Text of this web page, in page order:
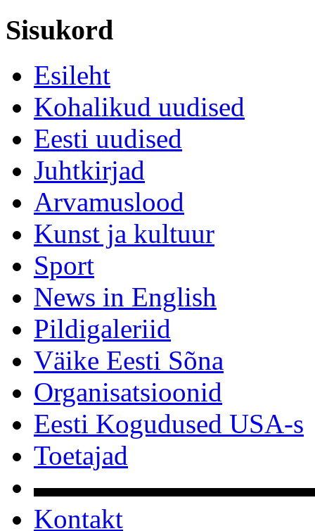
Sisukord
Esileht
Kohalikud uudised
Eesti uudised
Juhtkirjad
Arvamuslood
Kunst ja kultuur
Sport
News in English
Pildigaleriid
Väike Eesti Sõna
Organisatsioonid
Eesti Kogudused USA-s
Toetajad
Kontakt